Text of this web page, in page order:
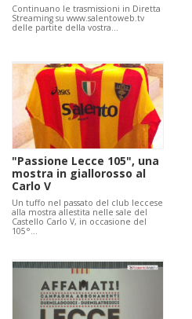
Continuano le trasmissioni in Diretta
Streaming su www.salentoweb.tv
delle partite della vostra…
"Passione Lecce 105", una
mostra in giallorosso al
Carlo V
Un tuffo nel passato del club leccese
alla mostra allestita nelle sale del
Castello Carlo V, in occasione del
105°…